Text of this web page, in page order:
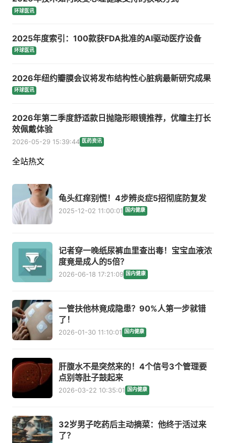
环球医讯
2025年度索引：100款获FDA批准的AI驱动医疗设备
环球医讯
2026年纽约瓣膜会议将发布结构性心脏病最新研究成果
环球医讯
2026年第二季度舒适款日抛隐形眼镜推荐，优瞳主打长
效佩戴体验
2026-05-29 15:39:44 医药资讯
全站热文
龟头红痒别慌！4步辨炎症5招彻底防复发
2025-12-02 11:00:01 国内健康
记者穿一晚纸尿裤血里查出毒！宝宝血液浓
度竟是成人的5倍？
2026-06-18 17:21:09 国内健康
一管扶他林竟成隐患？90%人第一步就错
了！
2026-01-30 11:10:01 国内健康
肝腹水不是突然来的！4个信号3个管理要
点别等肚子鼓起来
2026-03-22 10:35:01 国内健康
32岁男子吃药后主动摘菜：他终于活过来
了？